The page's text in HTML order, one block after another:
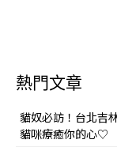
熱門文章
貓奴必訪！台北吉
貓咪療癒你的心♡